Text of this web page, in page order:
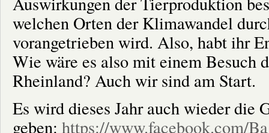
welchen Orten der Klimawandel
vorangetrieben wird. Also, habt ihr
Wie wäre es also mit einem Besuch
Rheinland? Auch wir sind am Start.
Es wird dieses Jahr auch wieder die
geben: https://www.facebook.com/